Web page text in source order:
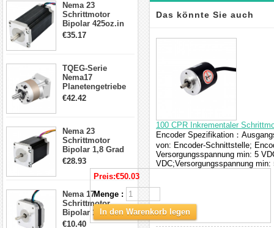
Nema 23
Schrittmotor
Bipolar 425oz.in
4.2A 57x57x114mm
€35.17
TQEG-Serie
Nema17
Planetengetriebe
5:1 Spiel 15Arc-
€42.42
Nema 23
Schrittmotor
Bipolar 1,8 Grad
2,83Nm 4 A 2,26V
CNC Hybrid-
Schrittmotor mit 8
€28.93
Nema 17
Schrittmotor
Bipolar 1.8 Grad
8.7Ncm 1A 3.5V 4
€10.40
Das könnte Sie auch
interessieren
100 CPR Inkrementaler
Encoder Spezifikation：
von: Encoder-Schnittstelle;
Versorgungsspannung min: 5
VDC;Versorgungsspannung
Preis:€50.03
Menge :
In den Warenkorb legen